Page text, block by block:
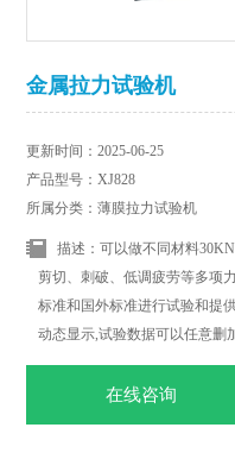
金属拉力试验机
更新时间：2025-06-25
产品型号：XJ828
所属分类：薄膜拉力试验机
描述：可以做不同材料
剪切、刺破、低调疲劳等多项
标准和国外标准进行试验和提
动态显示,试验数据可以任意删
可以进行曲线遍历.叠加.分离.
在线咨询